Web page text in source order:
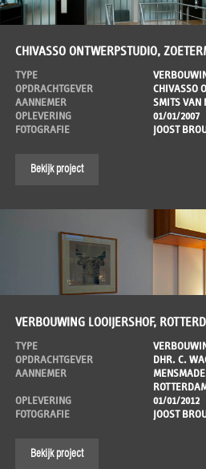
CHIVASSO ONTWERPSTUDIO,
TYPE
OPDRACHTGEVER
CHIVASSO
AANNEMER
SMITS VAN
OPLEVERING
01/01/2007
FOTOGRAFIE
JOOST
Bekijk project
VERBOUWING LOOIJERSHOF,
TYPE
OPDRACHTGEVER
DHR. C.
AANNEMER
OPLEVERING
01/01/2012
FOTOGRAFIE
JOOST
Bekijk project